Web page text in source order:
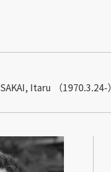
SAKAI, Itaru （1970.3.24-）